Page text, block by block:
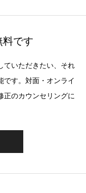
料です
ていただきたい、それ
です。対面・オンライ
正のカウンセリングに